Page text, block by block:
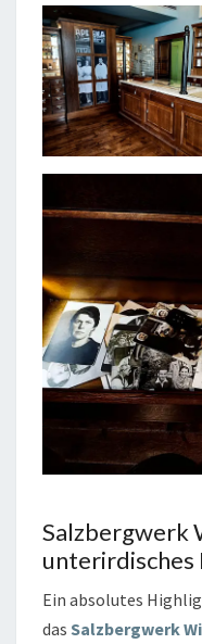
Salzbergwerk
Ein absolutes
das Salzbergwerk